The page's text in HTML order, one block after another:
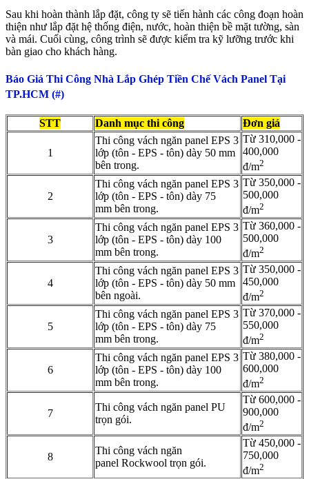
Sau khi hoàn thành lắp đặt, công ty sẽ tiến hành các công đoạn hoàn
thiện như lắp đặt hệ thống điện, nước, hoàn thiện bề mặt tường, sàn
và mái. Cuối cùng, công trình sẽ được kiểm tra kỹ lưỡng trước khi
bàn giao cho khách hàng.
Báo Giá Thi Công Nhà Lắp Ghép Tiền Chế Vách Panel Tại
TP.HCM (#)
STT Danh mục thi công Đơn giá
1
Thi công vách ngăn panel EPS 3
lớp (tôn - EPS - tôn) dày 50 mm
bên trong.
Từ 310,000 -
400,000
đ/m2
2
Thi công vách ngăn panel EPS 3
lớp (tôn - EPS - tôn) dày 75
mm bên trong.
Từ 350,000 -
500,000
đ/m2
3
Thi công vách ngăn panel EPS 3
lớp (tôn - EPS - tôn) dày 100
mm bên trong.
Từ 360,000 -
500,000
đ/m2
4
Thi công vách ngăn panel EPS 3
lớp (tôn - EPS - tôn) dày 50 mm
bên ngoài.
Từ 350,000 -
450,000
đ/m2
5
Thi công vách ngăn panel EPS 3
lớp (tôn - EPS - tôn) dày 75
mm bên trong.
Từ 370,000 -
550,000
đ/m2
6
Thi công vách ngăn panel EPS 3
lớp (tôn - EPS - tôn) dày 100
mm bên trong.
Từ 380,000 -
600,000
đ/m2
7
Thi công vách ngăn panel PU
trọn gói.
Từ 600,000 -
900,000
đ/m2
8
Thi công vách ngăn
panel Rockwool trọn gói.
Từ 450,000 -
750,000
đ/m2